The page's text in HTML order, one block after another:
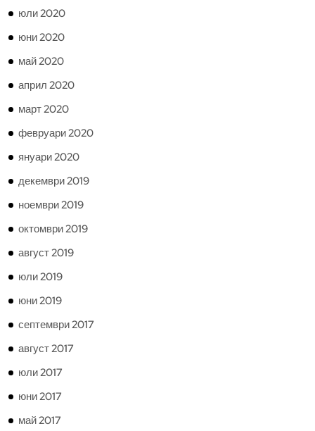
юли 2020
юни 2020
май 2020
април 2020
март 2020
февруари 2020
януари 2020
декември 2019
ноември 2019
октомври 2019
август 2019
юли 2019
юни 2019
септември 2017
август 2017
юли 2017
юни 2017
май 2017